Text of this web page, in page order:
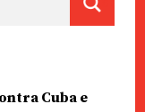
Cuba e